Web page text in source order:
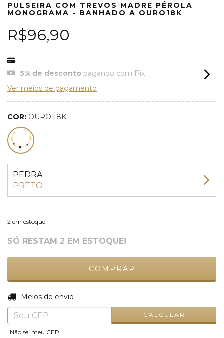
PULSEIRA COM TREVOS MADRE PÉROLA
MONOGRAMA - BANHADO A OURO18K
R$96,90
5% de desconto pagando com Pix
Ver meios de pagamento
COR: OURO 18K
PEDRA:
PRETO
2 em estoque
SÓ RESTAM 2 EM ESTOQUE!
Entregas para o CEP:
Meios de envio
CALCULAR
Não sei meu CEP